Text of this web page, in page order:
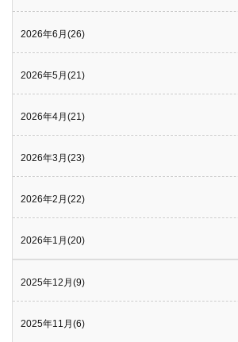
2026年6月(26)
2026年5月(21)
2026年4月(21)
2026年3月(23)
2026年2月(22)
2026年1月(20)
2025年12月(9)
2025年11月(6)